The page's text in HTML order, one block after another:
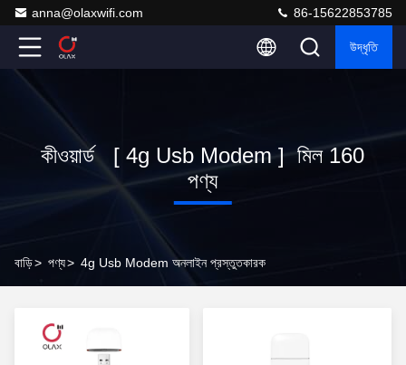
anna@olaxwifi.com 86-15622853785
উদ্ধৃতি
কীওয়ার্ড [ 4g Usb Modem ] মিল 160
পণ্য
বাড়ি> পণ্য> 4g Usb Modem অনলাইন প্রস্তুতকারক